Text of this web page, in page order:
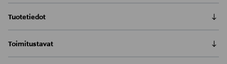
Tuotetiedot
Lavender tuoksulla: uusi raikkaus, joka todella tekee
Toimitustavat